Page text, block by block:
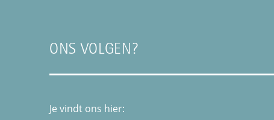
ONS VOLGEN?
Je vindt ons hier: